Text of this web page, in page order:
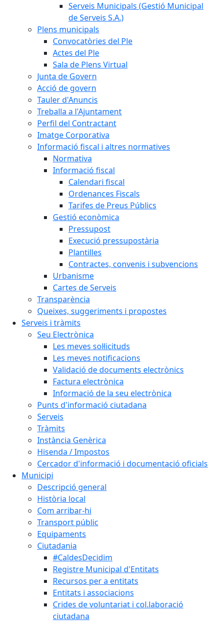
Serveis Municipals (Gestió Municipal
de Serveis S.A.)
Plens municipals
Convocatòries del Ple
Actes del Ple
Sala de Plens Virtual
Junta de Govern
Acció de govern
Tauler d'Anuncis
Treballa a l'Ajuntament
Perfil del Contractant
Imatge Corporativa
Informació fiscal i altres normatives
Normativa
Informació fiscal
Calendari fiscal
Ordenances Fiscals
Tarifes de Preus Públics
Gestió econòmica
Pressupost
Execució pressupostària
Plantilles
Contractes, convenis i subvencions
Urbanisme
Cartes de Serveis
Transparència
Queixes, suggeriments i propostes
Serveis i tràmits
Seu Electrònica
Les meves sol·licituds
Les meves notificacions
Validació de documents electrònics
Factura electrònica
Informació de la seu electrònica
Punts d'informació ciutadana
Serveis
Tràmits
Instància Genèrica
Hisenda / Impostos
Cercador d'informació i documentació oficials
Municipi
Descripció general
Història local
Com arribar-hi
Transport públic
Equipaments
Ciutadania
#CaldesDecidim
Registre Municipal d'Entitats
Recursos per a entitats
Entitats i associacions
Crides de voluntariat i col.laboració
ciutadana